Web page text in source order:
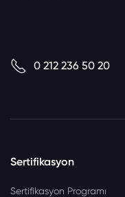
0 212 236 50 20
Sertifikasyon
Sertifikasyon Programı